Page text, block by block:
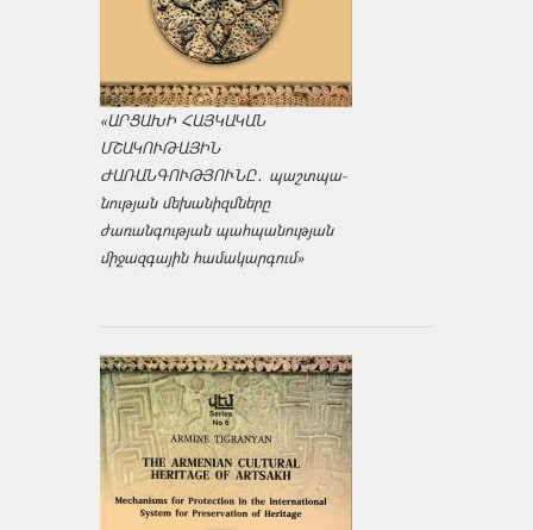
«ԱՐՑԱԽԻ ՀԱՅԿԱԿԱՆ
ՄՇԱԿՈՒԹԱՅԻՆ
ԺԱՌԱՆԳՈՒԹՅՈՒՆԸ․ պաշտպա­
նության մեխանիզմները
ժառանգության պահպանության
միջազ­գային համակարգում»